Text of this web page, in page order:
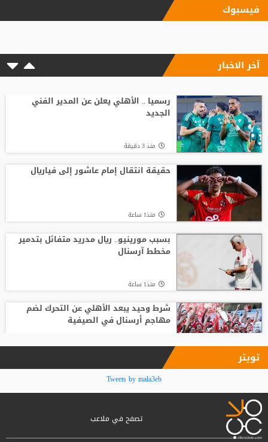
بعد رفض السعودية.. نادٍ فرنسي يتوصل
سعودي !!
الدرعية يتحرك لضم نجم الهلال !!!
من الأهلي السعودي للبريميرليج.. يايسله
يقود نيوكاسل رسميًا
فيسبوك
آخر الاخبار
رسميا .. الأهلي يعلن عن المدير الفني
الجديد
منذ 3 دقيقة
حقيقة انتقال إمام عاشور إلى فياريال
منذ1 ساعة
بسبب مورينيو.. ريال مدريد متفائل بتدمير
مخطط آرسنال
منذ1 ساعة
شرط وحيد يبعد الأهلي عن التحرك لضم
مهاجم أرسنال في الصيفية
بعد رفض السعودية.. نادٍ فرنسي يتوصل
لاتفاق مع هيثم حسن
تويتر
Tweets by mala3eb
تصفح في ملاعب